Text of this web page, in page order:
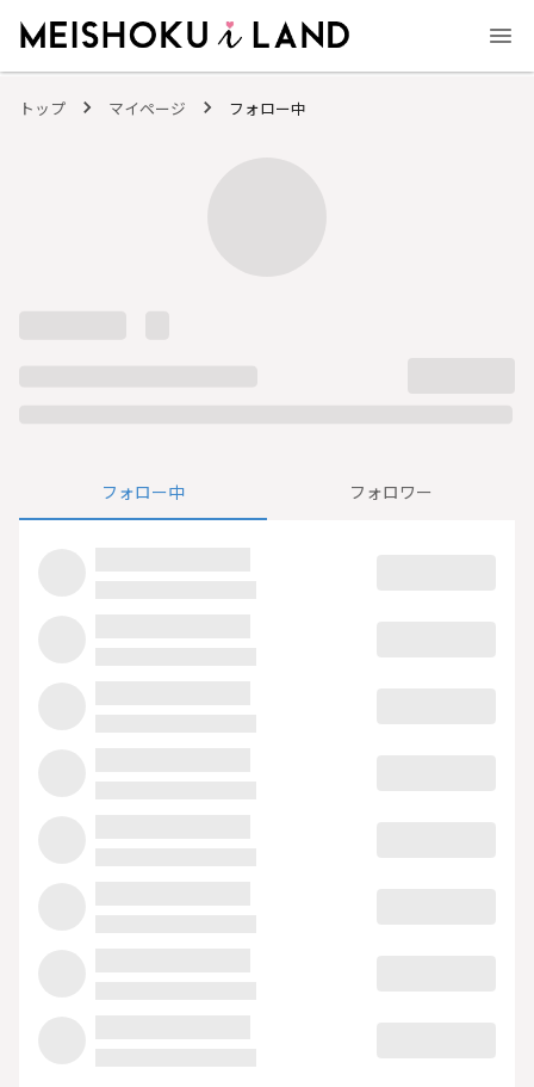
トップ マイページ フォロー中
フォロー中 フォロワー